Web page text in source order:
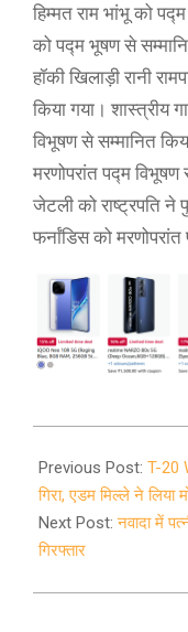
हिम्मत राम भांभू को
को पद्म भूषण से
हॉकी खिलाड़ी रानी
किया गया। शास्त्रीय
विभूषण से सम्मानित
मरणोपरांत पद्म विभूषण
जेटली को राष्ट्रपति ने
फर्नांडिस को
11-
08
Previous Post: T-20
गिरा, एडम मिल्ले ने लिया
Next Post:नवादा में
गिरफ्तार